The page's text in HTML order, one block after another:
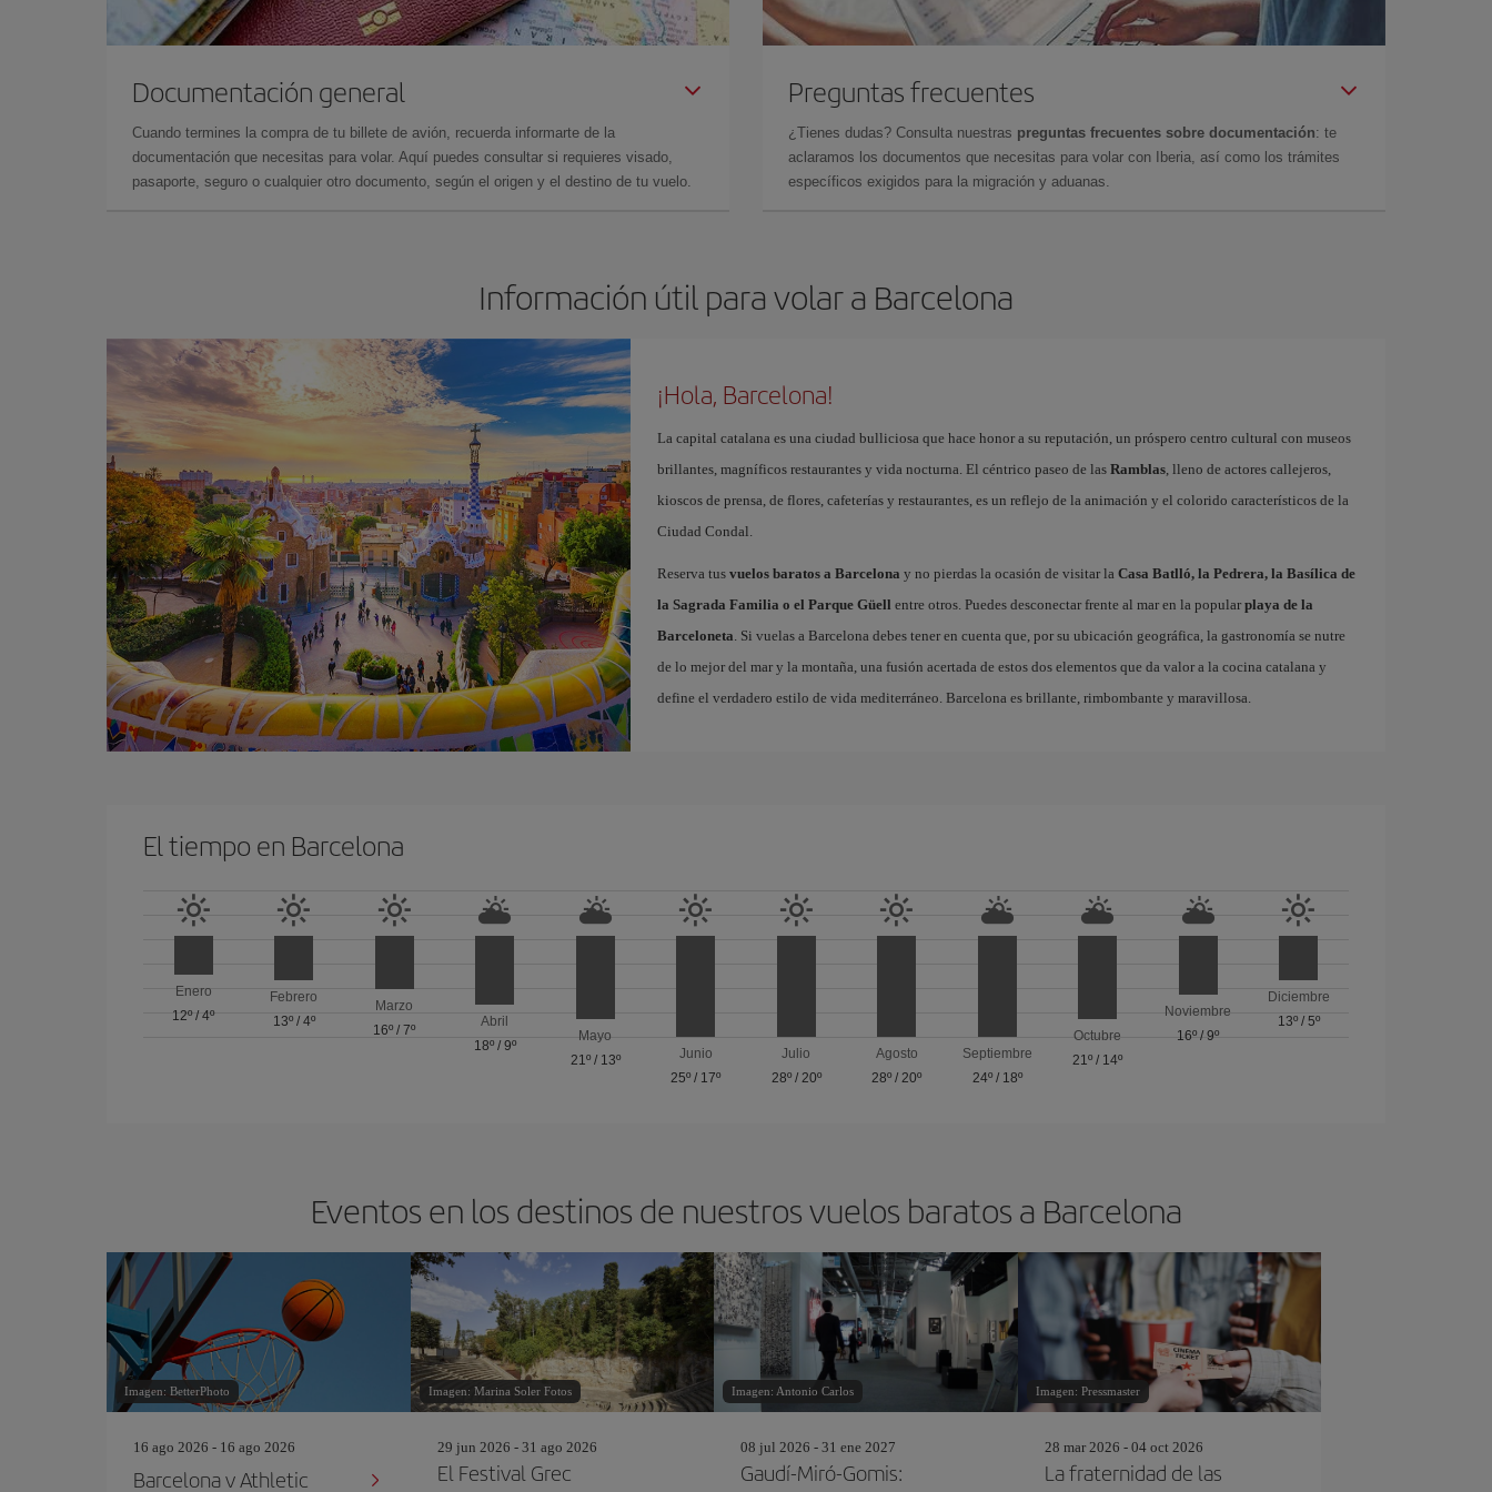
Documentación general
Cuando termines la compra de tu billete de avión, recuerda informarte de la
documentación que necesitas para volar. Aquí puedes consultar si requieres visado,
pasaporte, seguro o cualquier otro documento, según el origen y el destino de tu vuelo.
Preguntas frecuentes
¿Tienes dudas? Consulta nuestras preguntas frecuentes sobre documentación: te
aclaramos los documentos que necesitas para volar con Iberia, así como los trámites
específicos exigidos para la migración y aduanas.
Información útil para volar a Barcelona
¡Hola, Barcelona!
La capital catalana es una ciudad bulliciosa que hace honor a su reputación, un próspero centro cultural con museos
brillantes, magníficos restaurantes y vida nocturna. El céntrico paseo de las Ramblas, lleno de actores callejeros,
kioscos de prensa, de flores, cafeterías y restaurantes, es un reflejo de la animación y el colorido característicos de la
Ciudad Condal.
Reserva tus vuelos baratos a Barcelona y no pierdas la ocasión de visitar la Casa Batlló, la Pedrera, la Basílica de
la Sagrada Familia o el Parque Güell entre otros. Puedes desconectar frente al mar en la popular playa de la
Barceloneta. Si vuelas a Barcelona debes tener en cuenta que, por su ubicación geográfica, la gastronomía se nutre
de lo mejor del mar y la montaña, una fusión acertada de estos dos elementos que da valor a la cocina catalana y
define el verdadero estilo de vida mediterráneo. Barcelona es brillante, rimbombante y maravillosa.
El tiempo en Barcelona
Enero
12º/4º
Febrero
13º/ 4º
Marzo
16º /7º
Abril
18º/ 9º
Mayo
21º/ 13º
Junio
25º / 17º
Julio
28º/ 20º
Agosto
28º /20º
Septiembre
24º/ 18º
Octubre
21º / 14º
Noviembre
16º /9º
Diciembre
13º/ 5º
Eventos en los destinos de nuestros vuelos baratos a Barcelona
Imagen: BetterPhoto
16 ago 2026 - 16 ago 2026
Barcelona v Athletic
Imagen: Marina Soler Fotos
29 jun 2026 - 31 ago 2026
El Festival Grec
Imagen: Antonio Carlos
08 jul 2026 - 31 ene 2027
Gaudí-Miró-Gomis:
Imagen: Pressmaster
28 mar 2026 - 04 oct 2026
La fraternidad de las